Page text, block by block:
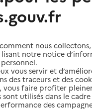
(60200) : liste
à
nous
lisant notre notice
vous servir et
des traceurs et des
vous faire profiter
sont utilisés dans le
des